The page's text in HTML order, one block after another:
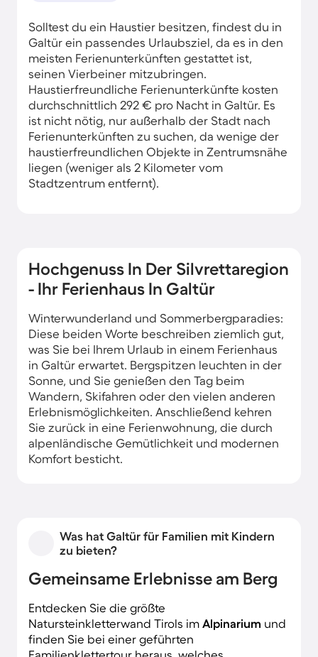
Solltest du ein Haustier besitzen, findest du in
Galtür ein passendes Urlaubsziel, da es in den
meisten Ferienunterkünften gestattet ist,
seinen Vierbeiner mitzubringen.
Haustierfreundliche Ferienunterkünfte kosten
durchschnittlich 292 € pro Nacht in Galtür. Es
ist nicht nötig, nur außerhalb der Stadt nach
Ferienunterkünften zu suchen, da wenige der
haustierfreundlichen Objekte in Zentrumsnähe
liegen (weniger als 2 Kilometer vom
Stadtzentrum entfernt).
Hochgenuss In Der Silvrettaregion
- Ihr Ferienhaus In Galtür
Winterwunderland und Sommerbergparadies:
Diese beiden Worte beschreiben ziemlich gut,
was Sie bei Ihrem Urlaub in einem Ferienhaus
in Galtür erwartet. Bergspitzen leuchten in der
Sonne, und Sie genießen den Tag beim
Wandern, Skifahren oder den vielen anderen
Erlebnismöglichkeiten. Anschließend kehren
Sie zurück in eine Ferienwohnung, die durch
alpenländische Gemütlichkeit und modernen
Komfort besticht.
Was hat Galtür für Familien mit Kindern
zu bieten?
Gemeinsame Erlebnisse am Berg
Entdecken Sie die größte
Natursteinkletterwand Tirols im Alpinarium und
finden Sie bei einer geführten